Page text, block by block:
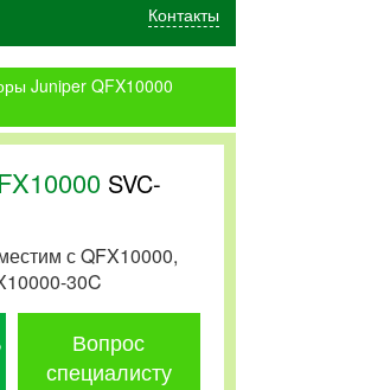
Контакты
Juniper QFX10000
SVC-
с QFX10000,
30C
Вопрос
специалисту